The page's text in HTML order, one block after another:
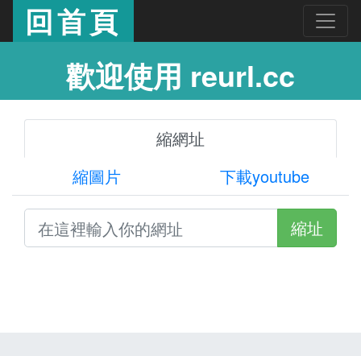
回首頁
歡迎使用 reurl.cc
縮網址
縮圖片
下載youtube
縮址